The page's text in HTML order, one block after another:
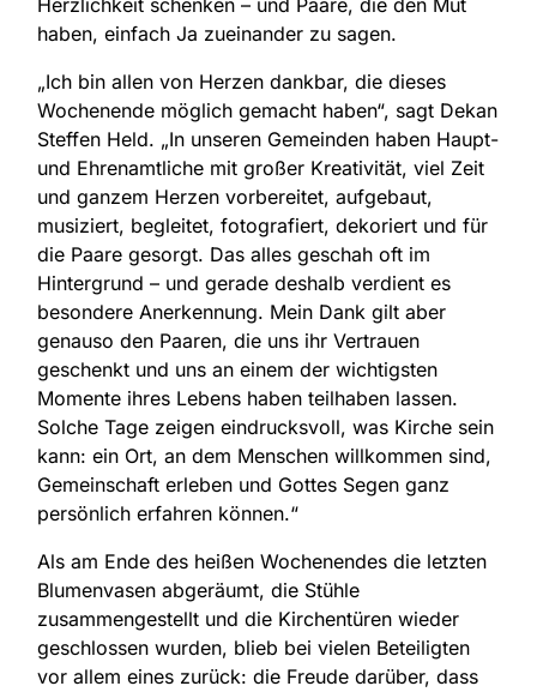
haben, einfach Ja zueinander zu sagen.
„Ich bin allen von Herzen dankbar, die dieses
Wochenende möglich gemacht haben“, sagt Dekan
Steffen Held. „In unseren Gemeinden haben Haupt-
und Ehrenamtliche mit großer Kreativität, viel Zeit
und ganzem Herzen vorbereitet, aufgebaut,
musiziert, begleitet, fotografiert, dekoriert und für
die Paare gesorgt. Das alles geschah oft im
Hintergrund – und gerade deshalb verdient es
besondere Anerkennung. Mein Dank gilt aber
genauso den Paaren, die uns ihr Vertrauen
geschenkt und uns an einem der wichtigsten
Momente ihres Lebens haben teilhaben lassen.
Solche Tage zeigen eindrucksvoll, was Kirche sein
kann: ein Ort, an dem Menschen willkommen sind,
Gemeinschaft erleben und Gottes Segen ganz
persönlich erfahren können.“
Als am Ende des heißen Wochenendes die letzten
Blumenvasen abgeräumt, die Stühle
zusammengestellt und die Kirchentüren wieder
geschlossen wurden, blieb bei vielen Beteiligten
vor allem eines zurück: die Freude darüber, dass